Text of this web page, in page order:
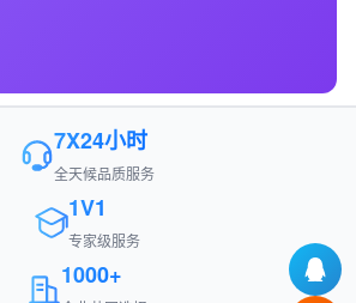
7X24小时
全天候品质服务
1V1
专家级服务
1000+